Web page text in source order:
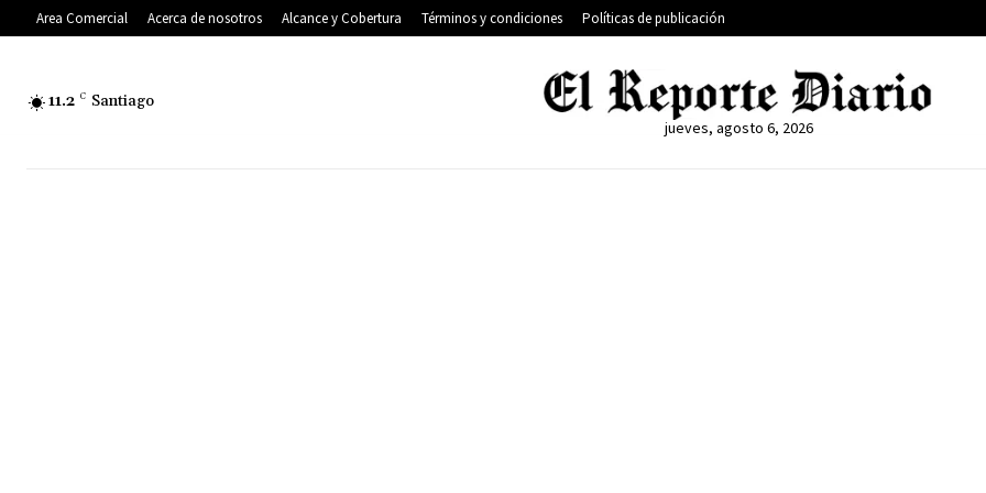
Area Comercial Acerca de nosotros Alcance y Cobertura Términos y condiciones Políticas de publicación
11.2 C Santiago
jueves, agosto 6, 2026